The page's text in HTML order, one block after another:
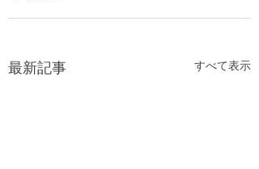
最新記事 すべて表示